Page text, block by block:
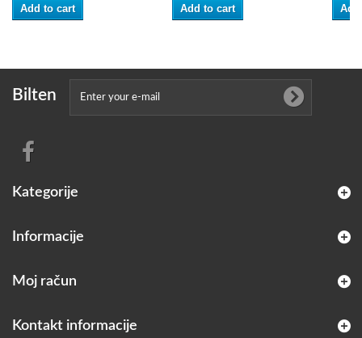
Add to cart Add to cart
Bilten
Kategorije
Informacije
Moj račun
Kontakt informacije